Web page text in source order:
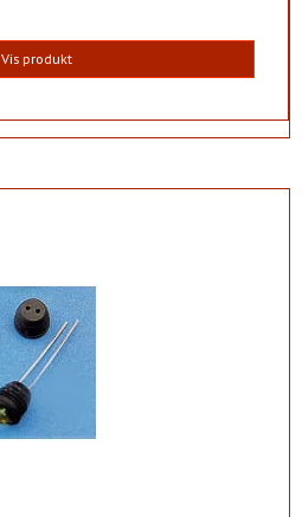
Vis produkt